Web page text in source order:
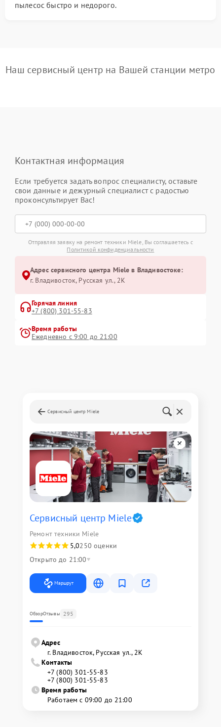
пылесос быстро и недорого.
Наш сервисный центр на Вашей станции метро
Контактная информация
Если требуется задать вопрос специалисту, оставьте
свои данные и дежурный специалист с радостью
проконсультирует Вас!
Отправляя заявку на ремонт техники Miele, Вы соглашаетесь с
Политикой конфиденциальности
Адрес сервисного центра Miele в Владивостоке:
г. Владивосток, Русская ул., 2К
Горячая линия
+7 (800) 301-55-83
Время работы
Ежедневно с 9:00 до 21:00
Сервисный центр Miele
Сервисный центр Miele
Ремонт техники Miele
5,0250 оценки
Открыто до 21:00
Маршрут
ОбзорОтзывы 295
Адрес
г. Владивосток, Русская ул., 2К
Контакты
+7 (800) 301-55-83
+7 (800) 301-55-83
Время работы
Работаем с 09:00 до 21:00